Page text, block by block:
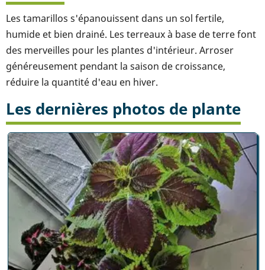
Les tamarillos s'épanouissent dans un sol fertile,
humide et bien drainé. Les terreaux à base de terre font
des merveilles pour les plantes d'intérieur. Arroser
généreusement pendant la saison de croissance,
réduire la quantité d'eau en hiver.
Les dernières photos de plante